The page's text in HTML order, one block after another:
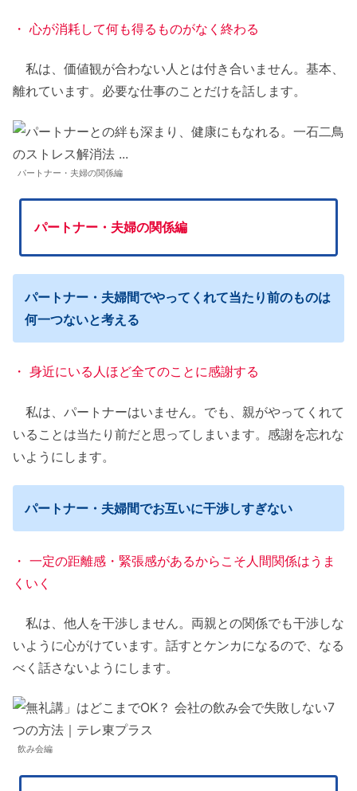
・ 心が消耗して何も得るものがなく終わる
私は、価値観が合わない人とは付き合いません。基本、
離れています。必要な仕事のことだけを話します。
パートナー・夫婦の関係編
パートナー・夫婦の関係編
パートナー・夫婦間でやってくれて当たり前のものは
何一つないと考える
・ 身近にいる人ほど全てのことに感謝する
私は、パートナーはいません。でも、親がやってくれて
いることは当たり前だと思ってしまいます。感謝を忘れな
いようにします。
パートナー・夫婦間でお互いに干渉しすぎない
・ 一定の距離感・緊張感があるからこそ人間関係はうま
くいく
私は、他人を干渉しません。両親との関係でも干渉しな
いように心がけています。話すとケンカになるので、なる
べく話さないようにします。
飲み会編